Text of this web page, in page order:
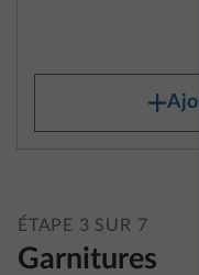
ÉTAPE 3 SUR 7
Garnitures